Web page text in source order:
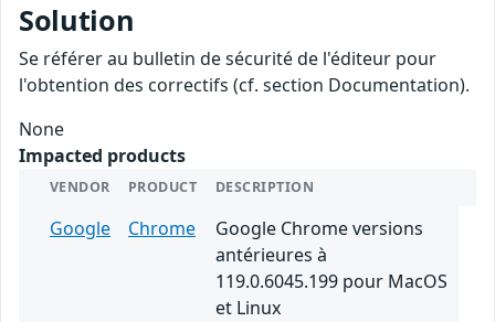
Solution
Se référer au bulletin de sécurité de l'éditeur pour
l'obtention des correctifs (cf. section Documentation).
None
Impacted products
VENDOR PRODUCT DESCRIPTION
Google Chrome
Google Chrome versions
antérieures à
119.0.6045.199 pour MacOS
et Linux